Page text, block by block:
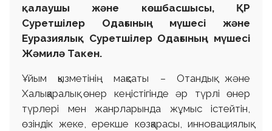
қалаушы және көшбасшысы, ҚР
Суретшілер Одағының мүшесі және
Еуразиялық Суретшілер Одағының мүшесі
Жәмилә Такен.
Ұйым қызметінің мақсаты – Отандық және
Халықаралық өнер кеңістігінде әр түрлі өнер
түрлері мен жанрларында жұмыс істейтін,
өзіндік жеке, ерекше көзқарасы, инновациялық